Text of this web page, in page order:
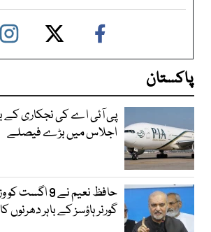
پاکستان
پی آئی اے کی نجکاری کے
اجلاس میں بڑے فیصلے
حافظ نعیم نے 9
گورنر ہاؤسز کے باہر دھرنوں